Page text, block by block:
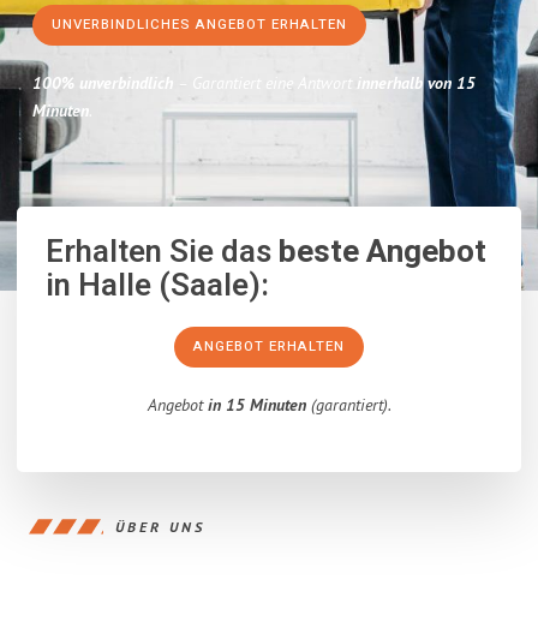
UNVERBINDLICHES ANGEBOT ERHALTEN
100% unverbindlich – Garantiert eine Antwort innerhalb von 15
Minuten.
Erhalten Sie dasbeste Angebot
in Halle (Saale):
ANGEBOT ERHALTEN
Angebotin 15 Minuten(garantiert).
ÜBER UNS